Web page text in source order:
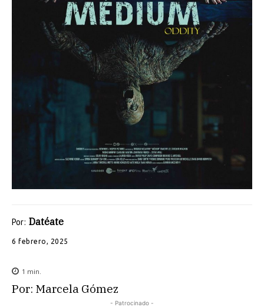
Por: Datéate
6 febrero, 2025
1 min.
Por: Marcela Gómez
- Patrocinado -